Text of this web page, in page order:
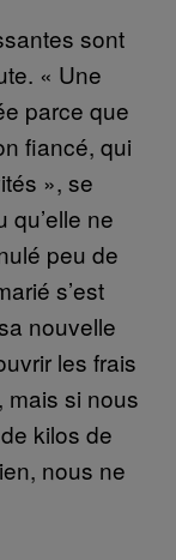
sont
« Une
parce que
fiancé, qui
», se
ne
peu de
s’est
nouvelle
les frais
mais si nous
kilos de
nous ne